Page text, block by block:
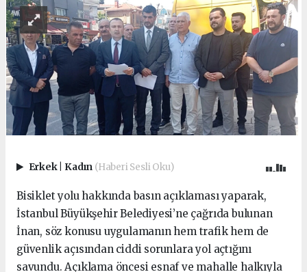
Erkek Kadın (Haberi Sesli Oku)
Bisiklet yolu hakkında basın açıklaması yaparak,
İstanbul Büyükşehir Belediyesi’ne çağrıda bulunan
İnan, söz konusu uygulamanın hem trafik hem de
güvenlik açısından ciddi sorunlara yol açtığını
savundu. Açıklama öncesi esnaf ve mahalle halkıyla